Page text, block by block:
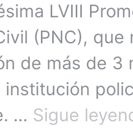
LVIII
(PNC),
de más de 3
institución
… Sigue